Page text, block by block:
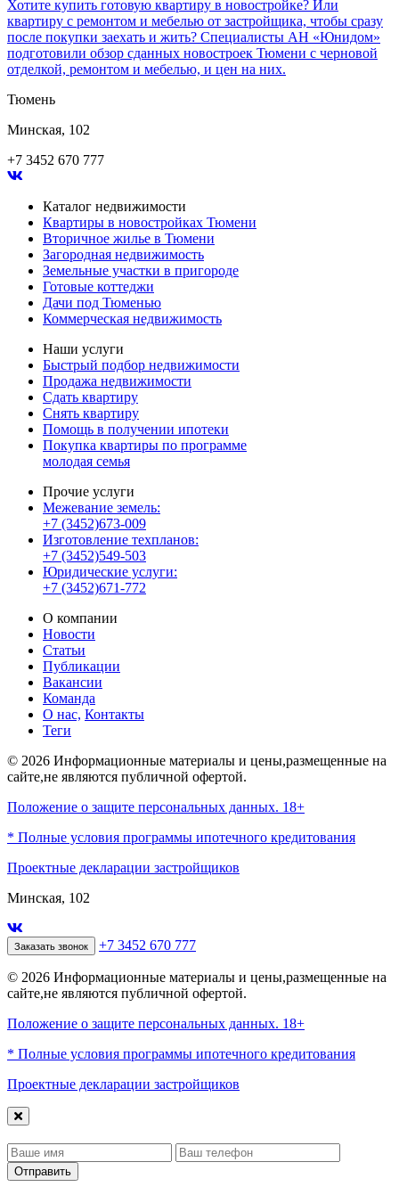
Хотите купить готовую квартиру в новостройке? Или
квартиру с ремонтом и мебелью от застройщика, чтобы сразу
после покупки заехать и жить? Специалисты АН «Юнидом»
подготовили обзор сданных новостроек Тюмени с черновой
отделкой, ремонтом и мебелью, и цен на них.
Тюмень
Минская, 102
+7 3452 670 777
Каталог недвижимости
Квартиры в новостройках Тюмени
Вторичное жилье в Тюмени
Загородная недвижимость
Земельные участки в пригороде
Готовые коттеджи
Дачи под Тюменью
Коммерческая недвижимость
Наши услуги
Быстрый подбор недвижимости
Продажа недвижимости
Сдать квартиру
Снять квартиру
Помощь в получении ипотеки
Покупка квартиры по программе
молодая семья
Прочие услуги
Межевание земель:
+7 (3452)673-009
Изготовление техпланов:
+7 (3452)549-503
Юридические услуги:
+7 (3452)671-772
О компании
Новости
Статьи
Публикации
Вакансии
Команда
О нас, Контакты
Теги
© 2026 Информационные материалы и цены,размещенные на
сайте,не являются публичной офертой.
Положение о защите персональных данных. 18+
* Полные условия программы ипотечного кредитования
Проектные декларации застройщиков
Минская, 102
Заказать звонок +7 3452 670 777
© 2026 Информационные материалы и цены,размещенные на
сайте,не являются публичной офертой.
Положение о защите персональных данных. 18+
* Полные условия программы ипотечного кредитования
Проектные декларации застройщиков
Отправить